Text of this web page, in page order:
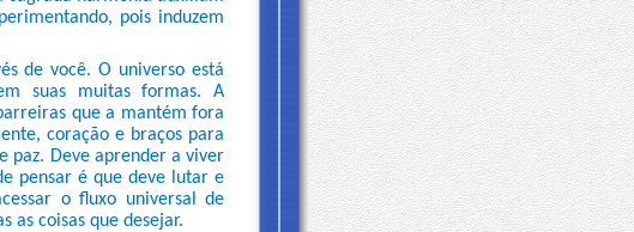
pois induzem
de você. O universo está
suas muitas formas. A
que a mantém fora
coração e braços para
paz. Deve aprender a viver
pensar é que deve lutar e
o fluxo universal de
as coisas que desejar.